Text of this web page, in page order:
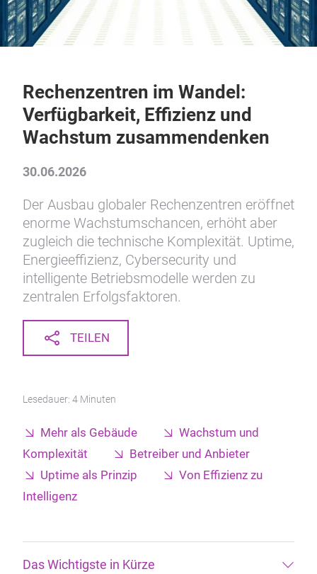
Rechenzentren im Wandel:
Verfügbarkeit, Effizienz und
Wachstum zusammendenken
30.06.2026
Der Ausbau globaler Rechenzentren eröffnet
enorme Wachstumschancen, erhöht aber
zugleich die technische Komplexität. Uptime,
Energieeffizienz, Cybersecurity und
intelligente Betriebsmodelle werden zu
zentralen Erfolgsfaktoren.
TEILEN
Lesedauer: 4 Minuten
Mehr als Gebäude
Wachstum und
Komplexität
Betreiber und Anbieter
Uptime als Prinzip
Von Effizienz zu
Intelligenz
Das Wichtigste in Kürze